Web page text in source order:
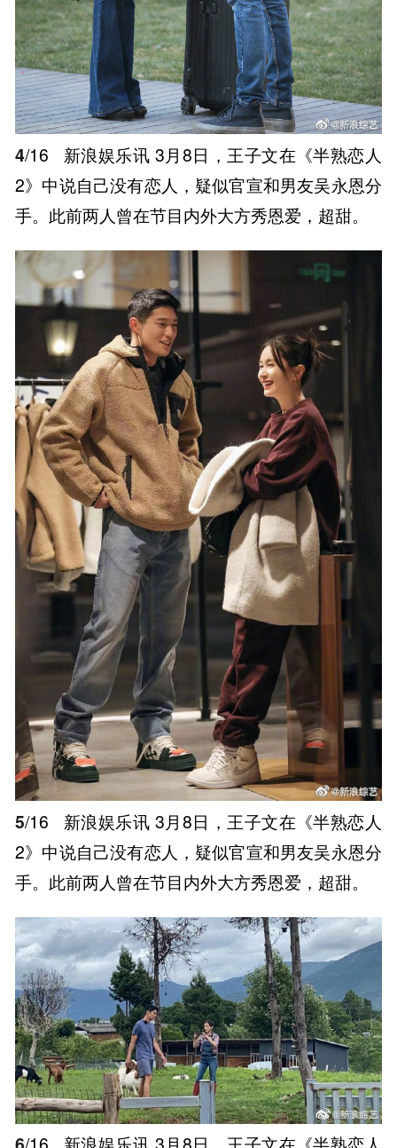
4/16
新浪娱乐讯 3月8日，王子文在《半熟恋人
2》中说自己没有恋人，疑似官宣和男友吴永恩分
手。此前两人曾在节目内外大方秀恩爱，超甜。
5/16
新浪娱乐讯 3月8日，王子文在《半熟恋人
2》中说自己没有恋人，疑似官宣和男友吴永恩分
手。此前两人曾在节目内外大方秀恩爱，超甜。